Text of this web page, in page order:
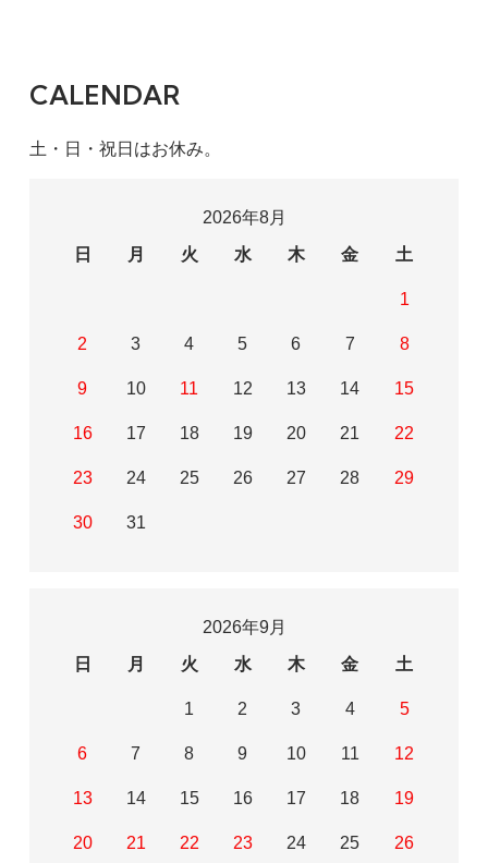
CALENDAR
土・日・祝日はお休み。
2026年8月
日
月 火 水 木 金 土
1
2 3 4 5 6 7 8
9 10 11 12 13 14 15
16 17 18 19 20 21 22
23 24 25 26 27 28 29
30 31
2026年9月
日
月 火 水 木 金 土
1 2 3 4 5
6 7 8 9 10 11 12
13 14 15 16 17 18 19
20 21 22 23 24 25 26